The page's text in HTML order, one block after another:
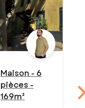
Maison - 6
pièces -
169m²